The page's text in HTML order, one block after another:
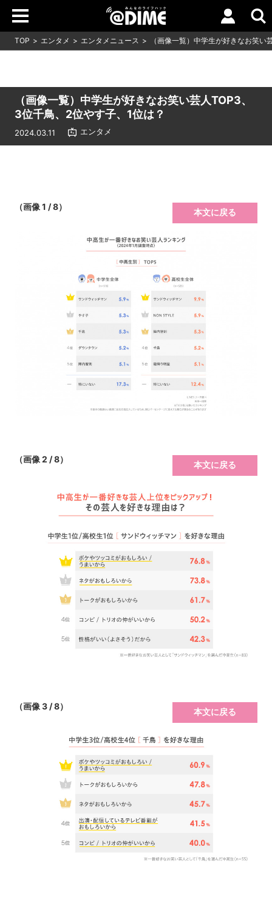
TOP エンタメ エンタメニュース （画像一覧）中学生が好きなお笑
（画像一覧）中学生が好きなお笑い芸人TOP3、
3位千鳥、2位やす子、1位は？
2024.03.11 エンタメ
（画像 1 / 8）
本文に戻る
（画像 2 / 8）
本文に戻る
（画像 3 / 8）
本文に戻る